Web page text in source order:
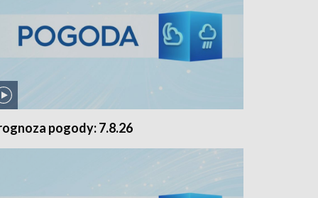
pogody: 7.8.26